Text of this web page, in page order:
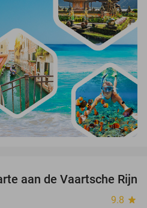
41%
aan de Vaartsche Rijn
9.8 star